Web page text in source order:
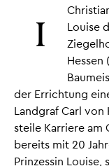
I
Louise
Hessen
der Errichtung
Landgraf Carl von
steile Karriere am
bereits mit 20
Prinzessin Louise,